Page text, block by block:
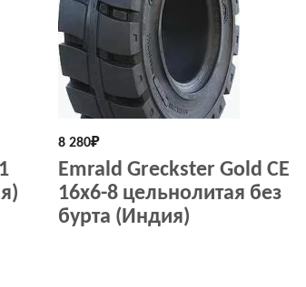
8 280₽
Emrald Greckster Gold СЕ
16х6-8 цельнолитая без
бурта (Индия)